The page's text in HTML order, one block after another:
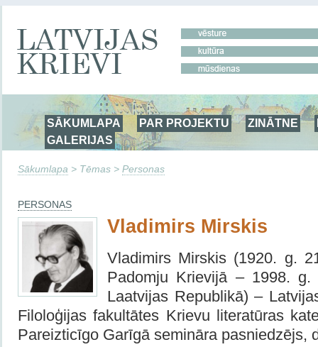
SĀKUMLAPA PAR PROJEKTU ZINĀTNE
GALERIJAS
Sākumlapa > Tēmas > Personas
PERSONAS
Vladimirs Mirskis
Vladimirs Mirskis (1920. g.
Padomju Krievijā – 1998.
Laatvijas Republikā) –
Filoloģijas fakultātes Krievu literatūras
Pareizticīgo Garīgā semināra pasniedzējs,